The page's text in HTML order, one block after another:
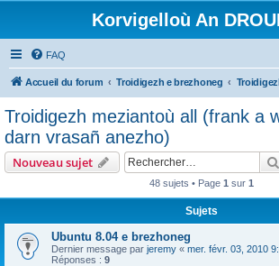
Korvigelloù An
FAQ
Accueil du forum Troidigezh e brezhoneg
Troidigezh meziantoù all (frank a
darn vrasañ anezho)
Nouveau sujet
48 sujets • Page 1 sur 1
Sujets
Ubuntu 8.04 e brezhoneg
Dernier message par jeremy « mer. févr. 03, 2010
Réponses : 9